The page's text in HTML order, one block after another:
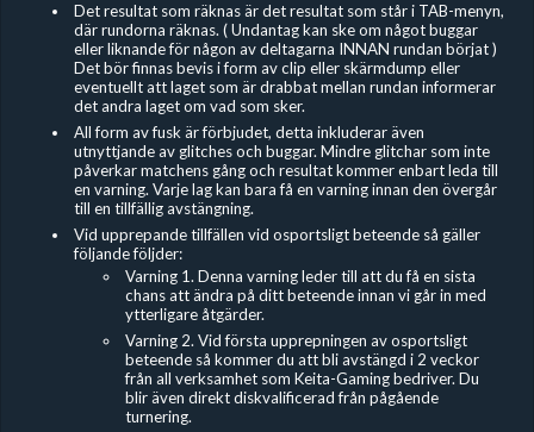
Det resultat som räknas är det resultat som står i TAB-menyn,
där rundorna räknas. ( Undantag kan ske om något buggar
eller liknande för någon av deltagarna INNAN rundan börjat )
Det bör finnas bevis i form av clip eller skärmdump eller
eventuellt att laget som är drabbat mellan rundan informerar
det andra laget om vad som sker.
All form av fusk är förbjudet, detta inkluderar även
utnyttjande av glitches och buggar. Mindre glitchar som inte
påverkar matchens gång och resultat kommer enbart leda till
en varning. Varje lag kan bara få en varning innan den övergår
till en tillfällig avstängning.
Vid upprepande tillfällen vid osportsligt beteende så gäller
följande följder:
Varning 1. Denna varning leder till att du få en sista
chans att ändra på ditt beteende innan vi går in med
ytterligare åtgärder.
Varning 2. Vid första upprepningen av osportsligt
beteende så kommer du att bli avstängd i 2 veckor
från all verksamhet som Keita-Gaming bedriver. Du
blir även direkt diskvalificerad från pågående
turnering.